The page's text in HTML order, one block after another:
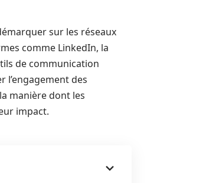
sur les réseaux
comme LinkedIn, la
de communication
l’engagement des
manière dont les
impact.